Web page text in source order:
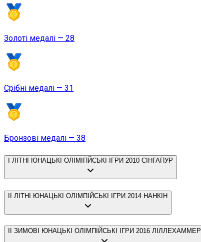
Золоті медалі — 28
Срібні медалі — 31
Бронзові медалі — 38
I ЛІТНІ ЮНАЦЬКІ ОЛІМІПЙСЬКІ ІГРИ 2010 СІНГАПУР
II ЛІТНІ ЮНАЦЬКІ ОЛІМПІЙСЬКІ ІГРИ 2014 НАНКІН
II ЗИМОВІ ЮНАЦЬКІ ОЛІМПІЙСЬКІ ІГРИ 2016 ЛІЛЛЕХАММЕР